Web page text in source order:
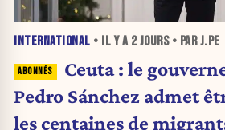
INTERNATIONAL • IL Y A 2 JOURS• PAR J.PE
Ceuta : le
Pedro Sánchez admet
les centaines de